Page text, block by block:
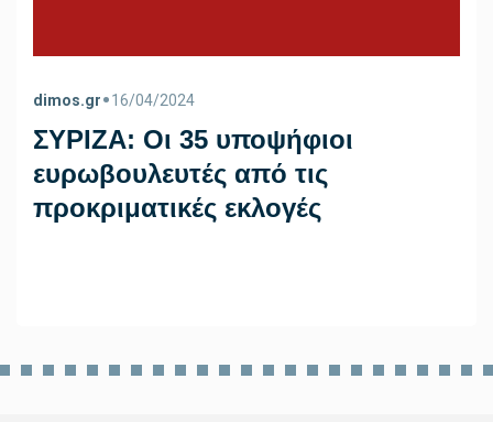
dimos.gr•16/04/2024
ΣΥΡΙΖΑ: Οι 35 υποψήφιοι
ευρωβουλευτές από τις
προκριματικές εκλογές